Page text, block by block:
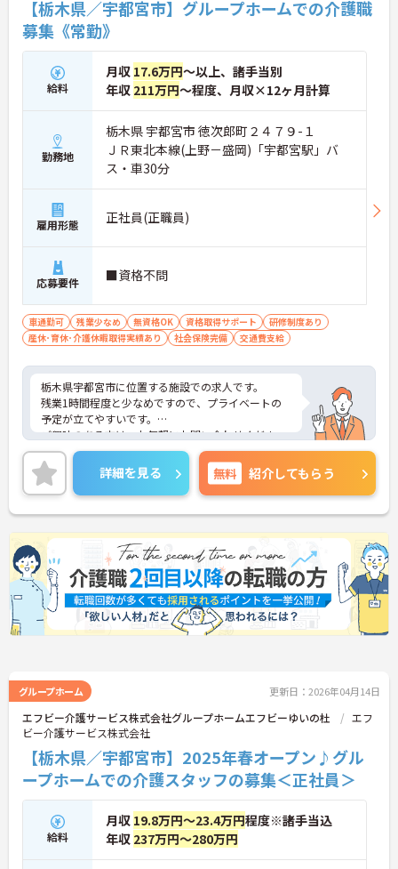
【栃木県／宇都宮市】グループホームでの介護職
募集《常勤》
給料
月収 17.6万円～以上、諸手当別
年収 211万円～程度、月収×12ヶ月計算
勤務地
栃木県 宇都宮市 徳次郎町２４７９-１
ＪＲ東北本線(上野－盛岡)「宇都宮駅」バ
ス・車30分
雇用形態 正社員(正職員)
応募要件 ■資格不問
車通勤可 残業少なめ 無資格OK 資格取得サポート
研修制度あり
産休･育休･介護休暇取得実績あり
社会保険完備 交通費支給
栃木県宇都宮市に位置する施設での求人です。
残業1時間程度と少なめですので、プライベートの
予定が立てやすいです。
ご興味のある方は、お気軽にお問い合わせくださ
い。
詳細を見る 無料 紹介してもらう
グループホーム 更新日：2026年04月14日
エフビー介護サービス株式会社グループホームエフビーゆいの杜
エフ
ビー介護サービス株式会社
【栃木県／宇都宮市】2025年春オープン♪グル
ープホームでの介護スタッフの募集＜正社員＞
給料
月収 19.8万円～23.4万円程度※諸手当込
年収 237万円～280万円